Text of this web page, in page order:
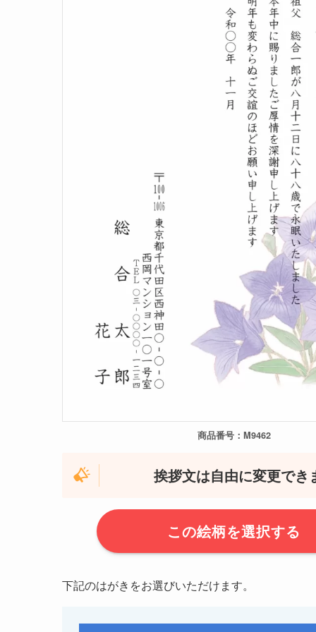
商品番号：M9462
挨拶文は自由に変更でき
この絵柄を選択する
下記のはがきをお選びいただけます。